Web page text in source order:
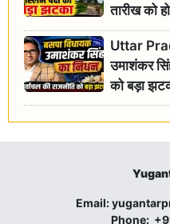
तारीख को
Uttar
उमाशंकर
को बड़ा
Email:
Phone: